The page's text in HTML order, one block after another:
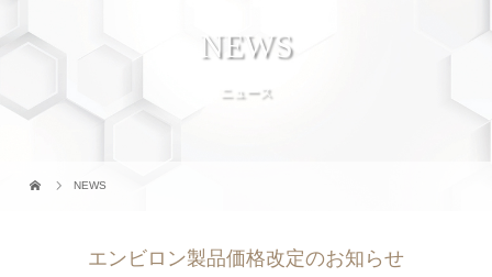
NEWS
ニュース
NEWS
エンビロン製品価格改定のお知らせ